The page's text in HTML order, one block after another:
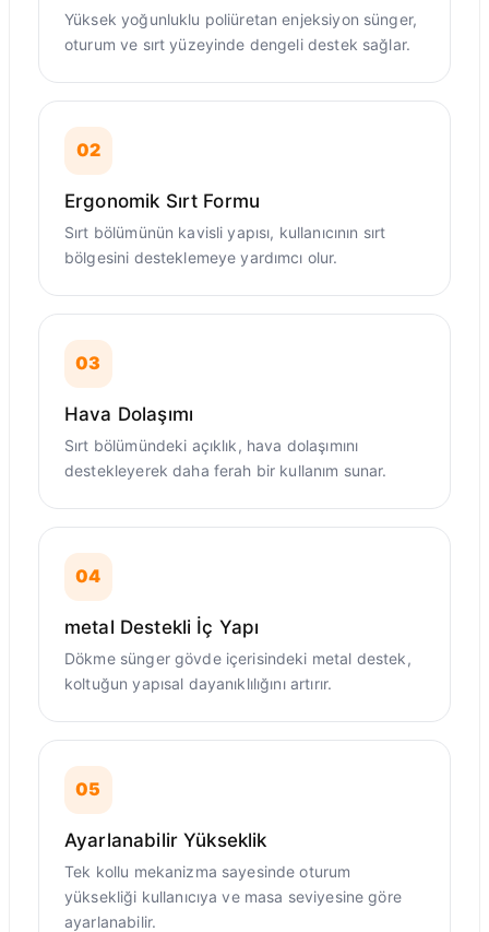
Yüksek yoğunluklu poliüretan enjeksiyon sünger,
oturum ve sırt yüzeyinde dengeli destek sağlar.
02
Ergonomik Sırt Formu
Sırt bölümünün kavisli yapısı, kullanıcının sırt
bölgesini desteklemeye yardımcı olur.
03
Hava Dolaşımı
Sırt bölümündeki açıklık, hava dolaşımını
destekleyerek daha ferah bir kullanım sunar.
04
metal Destekli İç Yapı
Dökme sünger gövde içerisindeki metal destek,
koltuğun yapısal dayanıklılığını artırır.
05
Ayarlanabilir Yükseklik
Tek kollu mekanizma sayesinde oturum
yüksekliği kullanıcıya ve masa seviyesine göre
ayarlanabilir.